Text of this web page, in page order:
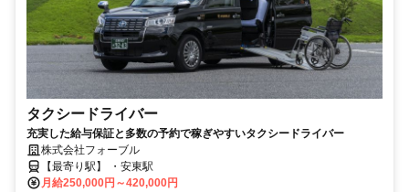
タクシードライバー
充実した給与保証と多数の予約で稼ぎやすいタクシードライバー
株式会社フォーブル
【最寄り駅】 ・安東駅
月給250,000円～420,000円